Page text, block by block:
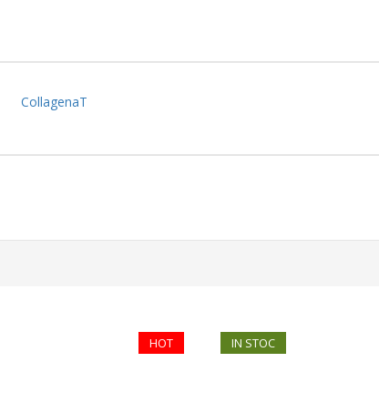
CollagenaT
HOT IN STOC